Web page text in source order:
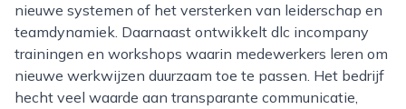
nieuwe systemen of het versterken van leiderschap en
teamdynamiek. Daarnaast ontwikkelt dlc incompany
trainingen en workshops waarin medewerkers leren om
nieuwe werkwijzen duurzaam toe te passen. Het bedrijf
hecht veel waarde aan transparante communicatie,